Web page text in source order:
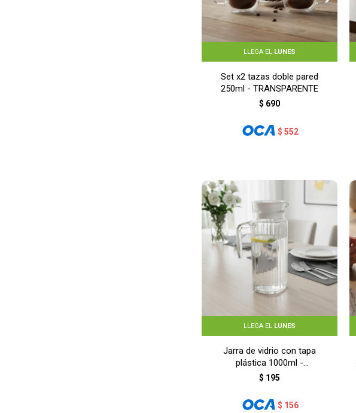
LLEGA EL LUNES
Set x2 tazas doble pared
250ml - TRANSPARENTE
$ 690
$ 552
LLEGA EL LUNES
Jarra de vidrio con tapa
plástica 1000ml -
TRANSPARENTE
$ 195
$ 156